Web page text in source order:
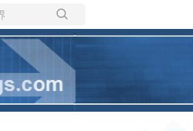
所有博客
当前博客